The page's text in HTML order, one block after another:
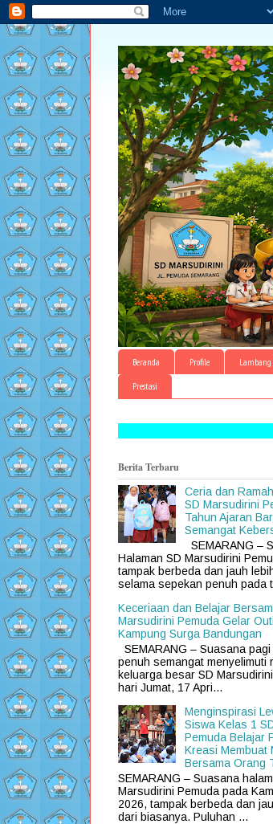
Beranda Profile Lambang
Prestasi
Berita Terbaru
Ceria dan
SD Marsudirini
Tahun Ajaran
Semangat
SEMARANG –
Halaman SD Marsudirini
tampak berbeda dan jauh
selama sepekan penuh pada
Keceriaan dan Belajar
Marsudirini Pemuda Gelar
Kampung Surga Bandungan
SEMARANG – Suasana
penuh semangat menyelimuti
keluarga besar SD
hari Jumat, 17 Apri...
Menginspirasi
Siswa Kelas 1
Pemuda Belajar
Kreasi Membuat
Bersama Orang
SEMARANG – Suasana
Marsudirini Pemuda pada
2026, tampak berbeda dan
dari biasanya. Puluhan ...